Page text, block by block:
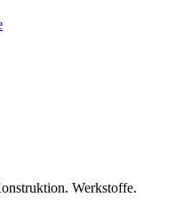
Werkstoffe.